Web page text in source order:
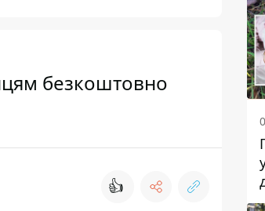
безкоштовно
👍